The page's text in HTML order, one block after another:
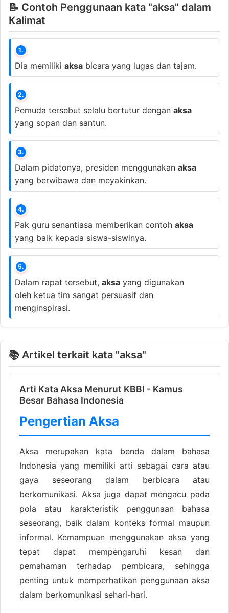
📝 Contoh Penggunaan kata "aksa" dalam
Kalimat
1.
Dia memiliki aksa bicara yang lugas dan tajam.
2.
Pemuda tersebut selalu bertutur dengan aksa
yang sopan dan santun.
3.
Dalam pidatonya, presiden menggunakan aksa
yang berwibawa dan meyakinkan.
4.
Pak guru senantiasa memberikan contoh aksa
yang baik kepada siswa-siswinya.
5.
Dalam rapat tersebut, aksa yang digunakan
oleh ketua tim sangat persuasif dan
menginspirasi.
📚 Artikel terkait kata "aksa"
Arti Kata Aksa Menurut KBBI - Kamus
Besar Bahasa Indonesia
Pengertian Aksa
Aksa merupakan kata benda dalam bahasa
Indonesia yang memiliki arti sebagai cara atau
gaya seseorang dalam berbicara atau
berkomunikasi. Aksa juga dapat mengacu pada
pola atau karakteristik penggunaan bahasa
seseorang, baik dalam konteks formal maupun
informal. Kemampuan menggunakan aksa yang
tepat dapat mempengaruhi kesan dan
pemahaman terhadap pembicara, sehingga
penting untuk memperhatikan penggunaan aksa
dalam berkomunikasi sehari-hari.